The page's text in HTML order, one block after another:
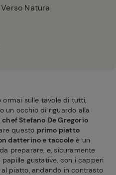
Natura
ormai sulle tavole di tutti,
un occhio di riguardo alla
chef Stefano De Gregorio
questo primo piatto
datterino e taccole è un
preparare, e, sicuramente
gustative, con i capperi
piatto, andando in contrasto